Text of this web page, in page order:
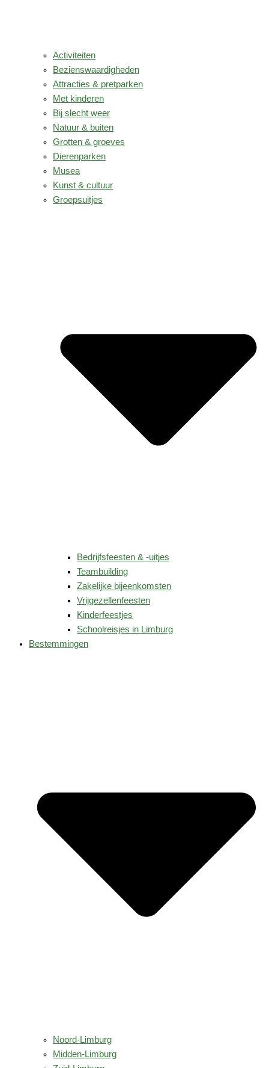
Activiteiten
Bezienswaardigheden
Attracties & pretparken
Met kinderen
Bij slecht weer
Natuur & buiten
Grotten & groeves
Dierenparken
Musea
Kunst & cultuur
Groepsuitjes
Bedrijfsfeesten & -uitjes
Teambuilding
Zakelijke bijeenkomsten
Vrijgezellenfeesten
Kinderfeestjes
Schoolreisjes in Limburg
Bestemmingen
Noord-Limburg
Midden-Limburg